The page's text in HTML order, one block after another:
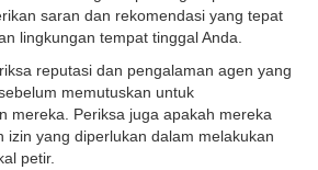
saran dan rekomendasi yang tepat
lingkungan tempat tinggal Anda.
reputasi dan pengalaman agen yang
memutuskan untuk
mereka. Periksa juga apakah mereka
izin yang diperlukan dalam melakukan
petir.